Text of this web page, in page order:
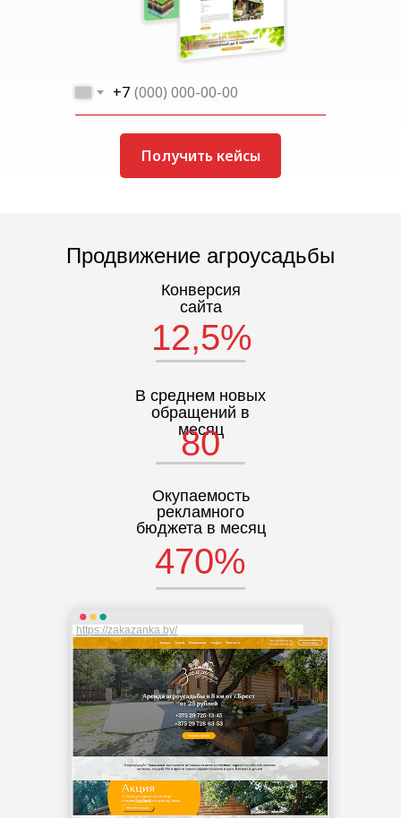
+7
Получить кейсы
12,5%
Конверсия
сайта
Продвижение агроусадьбы
В среднем новых
обращений в
месяц
80
Окупаемость
рекламного
бюджета в месяц
470%
https://zakazanka.by/